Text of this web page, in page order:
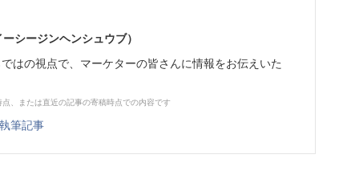
シージンヘンシュウブ）
はの視点で、マーケターの皆さんに情報をお伝えいた
、または直近の記事の寄稿時点での内容です
筆記事